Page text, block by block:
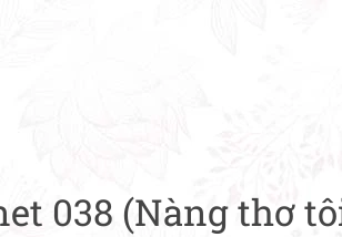
038 (Nàng thơ